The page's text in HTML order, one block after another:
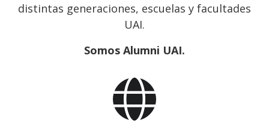
distintas generaciones, escuelas y facultades
UAI.
Somos Alumni UAI.